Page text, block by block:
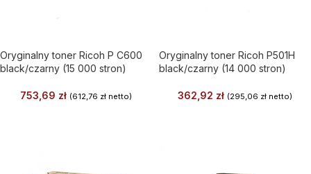
Oryginalny toner Ricoh P C600
black/czarny (15 000 stron)
753,69 zł (612,76 zł netto)
Oryginalny toner Ricoh P501H
black/czarny (14 000 stron)
362,92 zł (295,06 zł netto)